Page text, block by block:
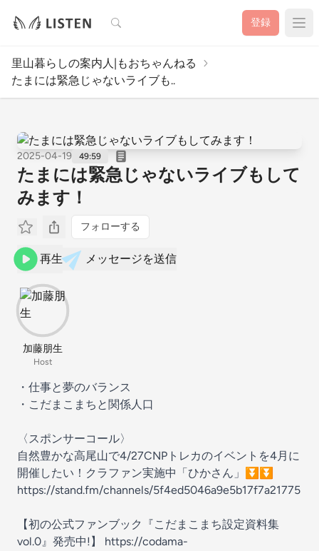
検索 登録
里山暮らしの案内人|もおちゃんねる
たまには緊急じゃないライブも..
2025-04-19 49:59
たまには緊急じゃないライブもして
みます！
フォローする
再生 メッセージを送信
加藤朋生
Host
・仕事と夢のバランス
・こだまこまちと関係人口
〈スポンサーコール〉
自然豊かな高尾山で4/27CNPトレカのイベントを4月に
開催したい！クラファン実施中「ひかさん」⏬⏬
https://stand.fm/channels/5f4ed5046a9e5b17f7a21775
【初の公式ファンブック『こだまこまち設定資料集
vol.0』発売中!】 https://codama-